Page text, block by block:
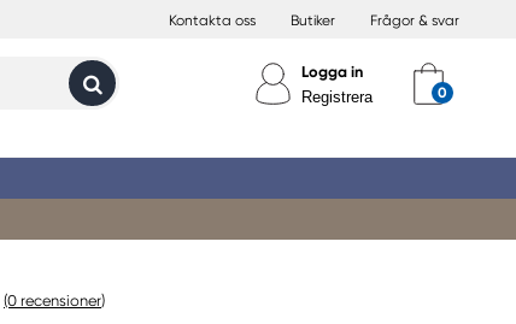
Kontakta oss Butiker Frågor & svar
Logga in
Registrera
(0 recensioner)